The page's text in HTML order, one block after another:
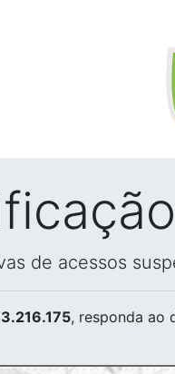
de acessos
, responda ao